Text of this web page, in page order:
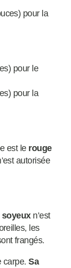
pour la
pour le
pour la
est le rouge
autorisée
soyeuxn’est
les
frangés.
carpe.Sa